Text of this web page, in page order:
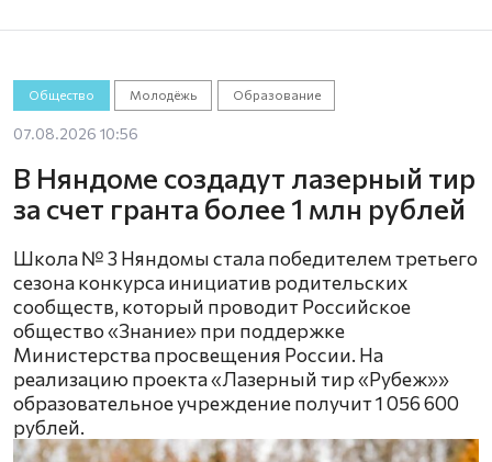
Общество Молодёжь Образование
07.08.2026 10:56
В Няндоме создадут лазерный тир
за счет гранта более 1 млн рублей
Школа № 3 Няндомы стала победителем третьего
сезона конкурса инициатив родительских
сообществ, который проводит Российское
общество «Знание» при поддержке
Министерства просвещения России. На
реализацию проекта «Лазерный тир «Рубеж»»
образовательное учреждение получит 1 056 600
рублей.